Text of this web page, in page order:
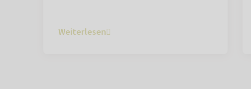
Weiterlesen